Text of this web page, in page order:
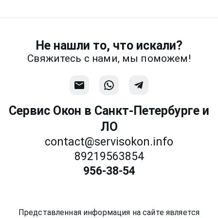
Связаться
Не нашли то, что искали?
Свяжитесь с нами, мы поможем!
Сервис Окон в Санкт-Петербурге и
ЛО
contact@servisokon.info
89219563854
956-38-54
Представленная информация на сайте является